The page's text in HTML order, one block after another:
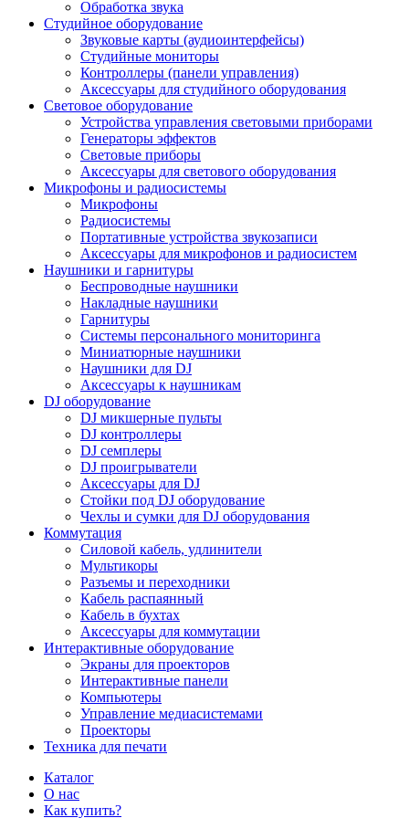
Обработка звука
Студийное оборудование
Звуковые карты (аудиоинтерфейсы)
Студийные мониторы
Контроллеры (панели управления)
Аксессуары для студийного оборудования
Световое оборудование
Устройства управления световыми приборами
Генераторы эффектов
Световые приборы
Аксессуары для светового оборудования
Микрофоны и радиосистемы
Микрофоны
Радиосистемы
Портативные устройства звукозаписи
Аксессуары для микрофонов и радиосистем
Наушники и гарнитуры
Беспроводные наушники
Накладные наушники
Гарнитуры
Системы персонального мониторинга
Миниатюрные наушники
Наушники для DJ
Аксессуары к наушникам
DJ оборудование
DJ микшерные пульты
DJ контроллеры
DJ семплеры
DJ проигрыватели
Аксессуары для DJ
Стойки под DJ оборудование
Чехлы и сумки для DJ оборудования
Коммутация
Силовой кабель, удлинители
Мультикоры
Разъемы и переходники
Кабель распаянный
Кабель в бухтах
Аксессуары для коммутации
Интерактивные оборудование
Экраны для проекторов
Интерактивные панели
Компьютеры
Управление медиасистемами
Проекторы
Техника для печати
Каталог
О нас
Как купить?